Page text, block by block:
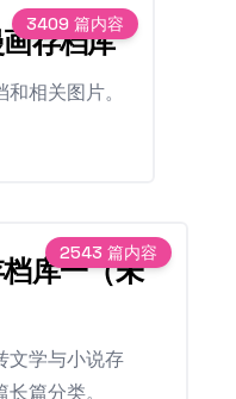
3409 篇内容
存档库
相关图片。
2543 篇内容
库一（未
文学与小说存
篇分类。